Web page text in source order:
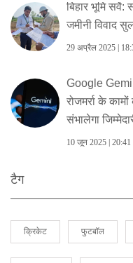
बिहार भूमि
ज‍मीनी विवाद
29 अप्रैल 2025 |
Google
रोजमर्रा के
संभालेगा
10 जून 2025 | 20:41
टैग
क्रिकेट फुटबॉल